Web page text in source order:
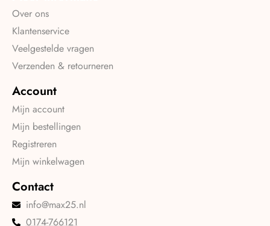
Over ons
Klantenservice
Veelgestelde vragen
Verzenden & retourneren
Account
Mijn account
Mijn bestellingen
Registreren
Mijn winkelwagen
Contact
info@max25.nl
0174-766121